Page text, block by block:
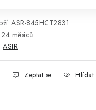
ASR-845HCT2831
24 měsíců
ASIR
Zeptat se Hlídat